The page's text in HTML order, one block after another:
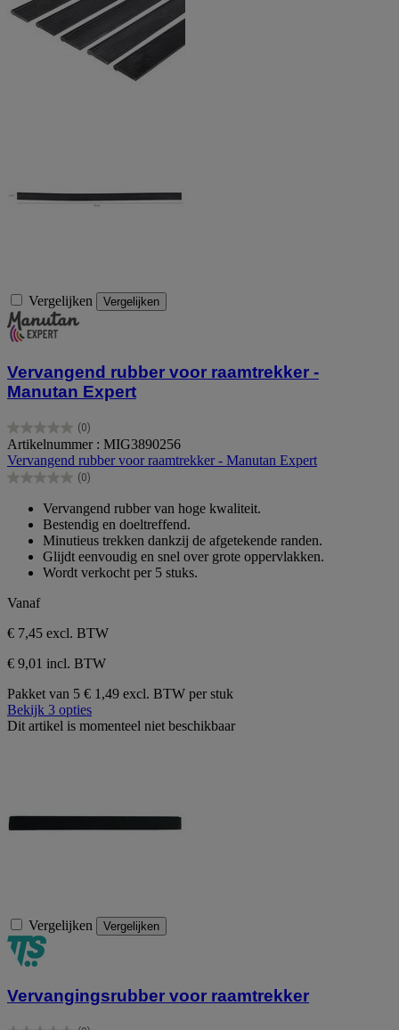
Vergelijken Vergelijken
Vervangend rubber voor raamtrekker -
Manutan Expert
(0)
0.0
van
de
5
Artikelnummer : MIG3890256
Vervangend rubber voor raamtrekker - Manutan Expert
(0)
0.0
sterren.
Vervangend rubber van hoge kwaliteit.
Bestendig en doeltreffend.
Minutieus trekken dankzij de afgetekende randen.
Glijdt eenvoudig en snel over grote oppervlakken.
Wordt verkocht per 5 stuks.
Vanaf
€ 7,45 excl. BTW
€ 9,01 incl. BTW
Pakket van 5 € 1,49 excl. BTW per stuk
Bekijk 3 opties
Dit artikel is momenteel niet beschikbaar
Vergelijken Vergelijken
Vervangingsrubber voor raamtrekker